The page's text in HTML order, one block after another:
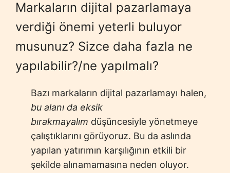
Markaların dijital pazarlamaya
verdiği önemi yeterli buluyor
musunuz? Sizce daha fazla ne
yapılabilir?/ne yapılmalı?
Bazı markaların dijital pazarlamayı halen,
bu alanı da eksik
bırakmayalım düşüncesiyle yönetmeye
çalıştıklarını görüyoruz. Bu da aslında
yapılan yatırımın karşılığının etkili bir
şekilde alınamamasına neden oluyor.